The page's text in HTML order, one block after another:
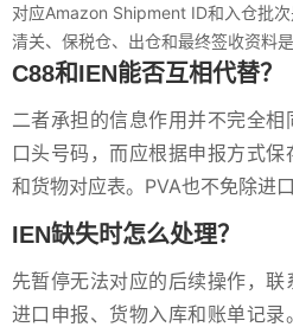
对应Amazon Shipment ID和入仓批次
清关、保税仓、出仓和最终签收资料是
C88和IEN能否互相代替？
二者承担的信息作用并不完全
口头号码，而应根据申报方式
和货物对应表。PVA也不免除进
IEN缺失时怎么处理？
先暂停无法对应的后续操作，
进口申报、货物入库和账单记